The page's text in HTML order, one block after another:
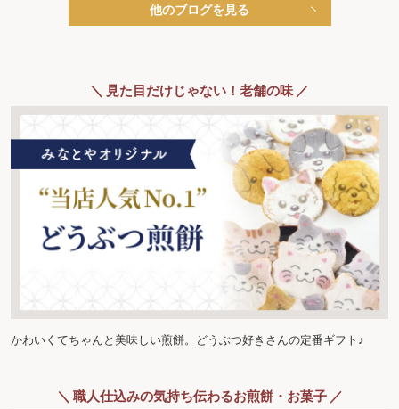
他のブログを見る
＼ 見た目だけじゃない！老舗の味 ／
かわいくてちゃんと美味しい煎餅。どうぶつ好きさんの定番ギフト♪
＼ 職人仕込みの気持ち伝わるお煎餅・お菓子 ／